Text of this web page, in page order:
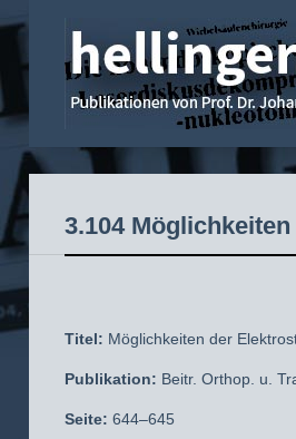
3.104
Titel: Möglichkeiten der
Publikation: Beitr. Orthop. u.
Seite: 644–645